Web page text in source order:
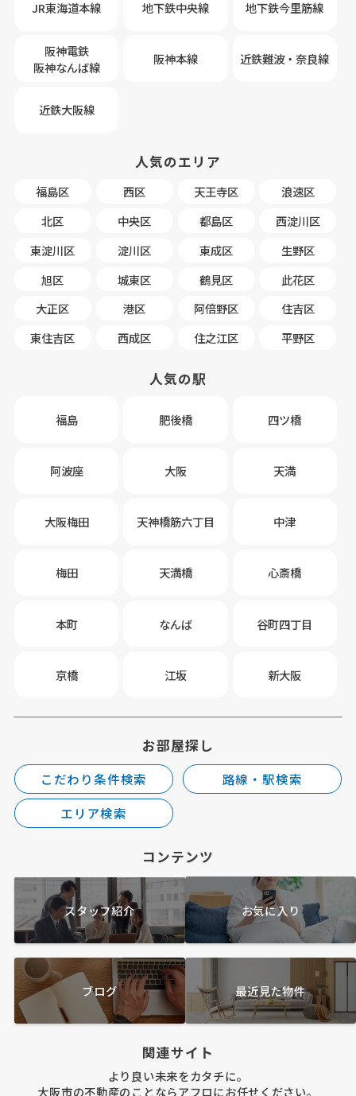
JR東海道本線 地下鉄中央線 地下鉄今里筋線
阪神電鉄
阪神なんば線
阪神本線 近鉄難波・奈良線
近鉄大阪線
人気のエリア
福島区 西区 天王寺区
浪速区
北区
中央区 都島区
西淀川区
東淀川区
淀川区 東成区
生野区
旭区
城東区 鶴見区
此花区
大正区
港区 阿倍野区
住吉区
東住吉区
西成区 住之江区 平野区
人気の駅
福島 肥後橋 四ツ橋
阿波座 大阪 天満
大阪梅田 天神橋筋六丁目 中津
梅田 天満橋 心斎橋
本町 なんば 谷町四丁目
京橋 江坂 新大阪
お部屋探し
こだわり条件検索
路線・駅検索
エリア検索
コンテンツ
スタッフ紹介 お気に入り
ブログ 最近見た物件
関連サイト
より良い未来をカタチに。
大阪市の不動産のことならアフロにお任せください。